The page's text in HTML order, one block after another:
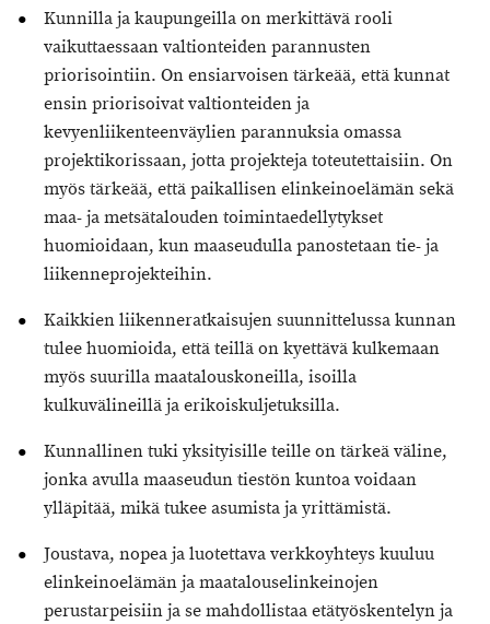
Kunnilla ja kaupungeilla on merkittävä rooli
vaikuttaessaan valtionteiden parannusten
priorisointiin. On ensiarvoisen tärkeää, että kunnat
ensin priorisoivat valtionteiden ja
kevyenliikenteenväylien parannuksia omassa
projektikorissaan, jotta projekteja toteutettaisiin. On
myös tärkeää, että paikallisen elinkeinoelämän sekä
maa- ja metsätalouden toimintaedellytykset
huomioidaan, kun maaseudulla panostetaan tie- ja
liikenneprojekteihin.
Kaikkien liikenneratkaisujen suunnittelussa kunnan
tulee huomioida, että teillä on kyettävä kulkemaan
myös suurilla maatalouskoneilla, isoilla
kulkuvälineillä ja erikoiskuljetuksilla.
Kunnallinen tuki yksityisille teille on tärkeä väline,
jonka avulla maaseudun tiestön kuntoa voidaan
ylläpitää, mikä tukee asumista ja yrittämistä.
Joustava, nopea ja luotettava verkkoyhteys kuuluu
elinkeinoelämän ja maatalouselinkeinojen
perustarpeisiin ja se mahdollistaa etätyöskentelyn ja